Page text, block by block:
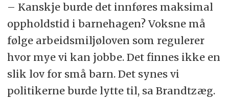
– Kanskje burde det innføres maksimal
oppholdstid i barnehagen? Voksne må
følge arbeidsmiljøloven som regulerer
hvor mye vi kan jobbe. Det finnes ikke en
slik lov for små barn. Det synes vi
politikerne burde lytte til, sa Brandtzæg.